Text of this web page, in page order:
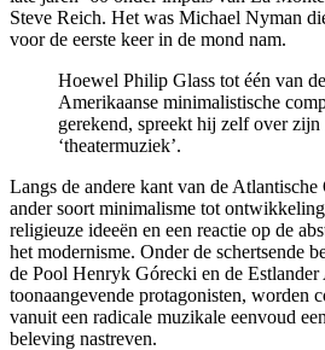
Steve Reich. Het was Michael Nyman
voor de eerste keer in de mond nam.
Hoewel Philip Glass tot één van
Amerikaanse minimalistische
gerekend, spreekt hij zelf over zijn
‘theatermuziek’.
Langs de andere kant van de Atlantische
ander soort minimalisme tot
religieuze ideeën en een reactie op de
het modernisme. Onder de schertsende
de Pool Henryk Górecki en de Estlander
toonaangevende protagonisten, worden
vanuit een radicale muzikale eenvoud
beleving nastreven.